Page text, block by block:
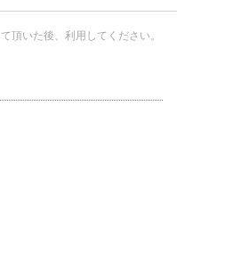
て頂いた後、利用してください。